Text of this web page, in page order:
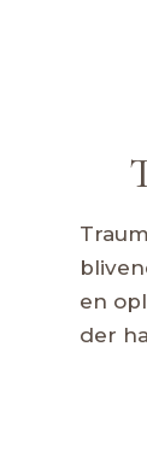
en
der